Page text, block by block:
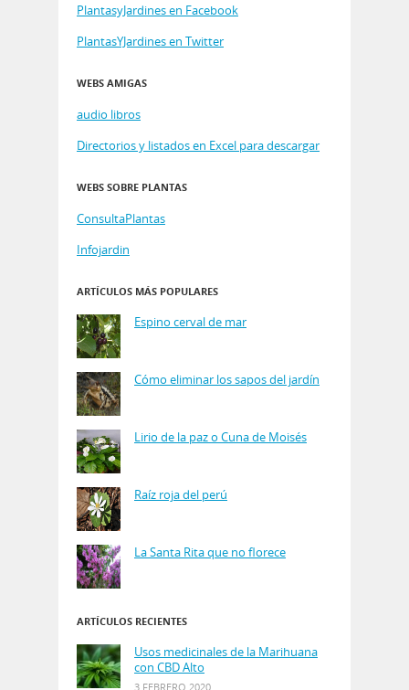
PlantasyJardines en Facebook
PlantasYJardines en Twitter
WEBS AMIGAS
audio libros
Directorios y listados en Excel para descargar
WEBS SOBRE PLANTAS
ConsultaPlantas
Infojardin
ARTÍCULOS MÁS POPULARES
Espino cerval de mar
Cómo eliminar los sapos del jardín
Lirio de la paz o Cuna de Moisés
Raíz roja del perú
La Santa Rita que no florece
ARTÍCULOS RECIENTES
Usos medicinales de la Marihuana
con CBD Alto
3 FEBRERO 2020